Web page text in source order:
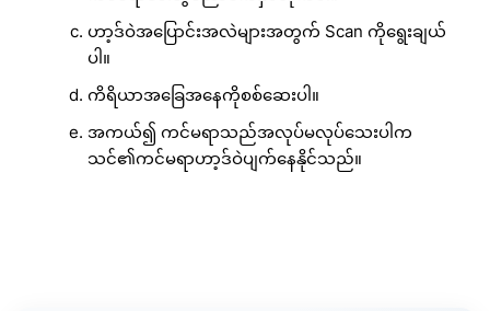
ဟာ့ဒ်ဝဲအပြောင်းအလဲများအတွက် Scan ကိုရွေးချယ်
ပါ။
ကိရိယာအခြေအနေကိုစစ်ဆေးပါ။
အကယ်၍ ကင်မရာသည်အလုပ်မလုပ်သေးပါက
သင်၏ကင်မရာဟာ့ဒ်ဝဲပျက်နေနိုင်သည်။